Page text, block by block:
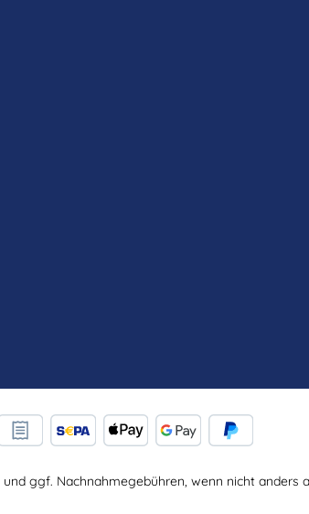
und ggf. Nachnahmegebühren, wenn nicht anders